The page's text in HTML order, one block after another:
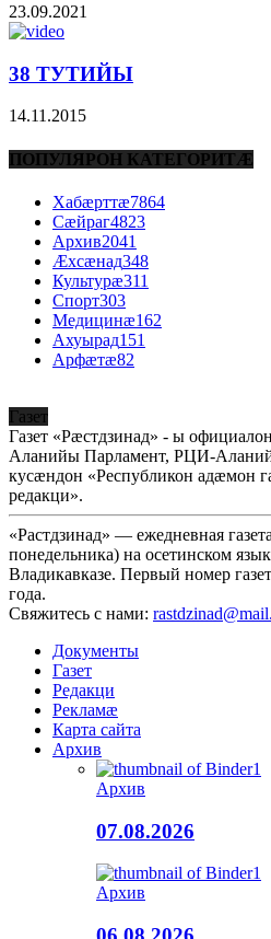
23.09.2021
38 ТУТИЙЫ
14.11.2015
ПОПУЛЯРОН КАТЕГОРИТÆ
Хабæрттæ7864
Сæйраг4823
Архив2041
Æхсæнад348
Культурæ311
Спорт303
Медицинæ162
Ахуырад151
Арфæтæ82
Газет
Газет «Рæстдзинад» - ы
Аланийы Парламент, РЦИ-
кусæндон «Республикон адæмон
редакци».
«Растдзинад» — ежедневная
понедельника) на осетинском
Владикавказе. Первый номер
года.
Свяжитесь с нами:
Документы
Газет
Редакци
Рекламæ
Карта сайта
Архив
Архив
07.08.2026
Архив